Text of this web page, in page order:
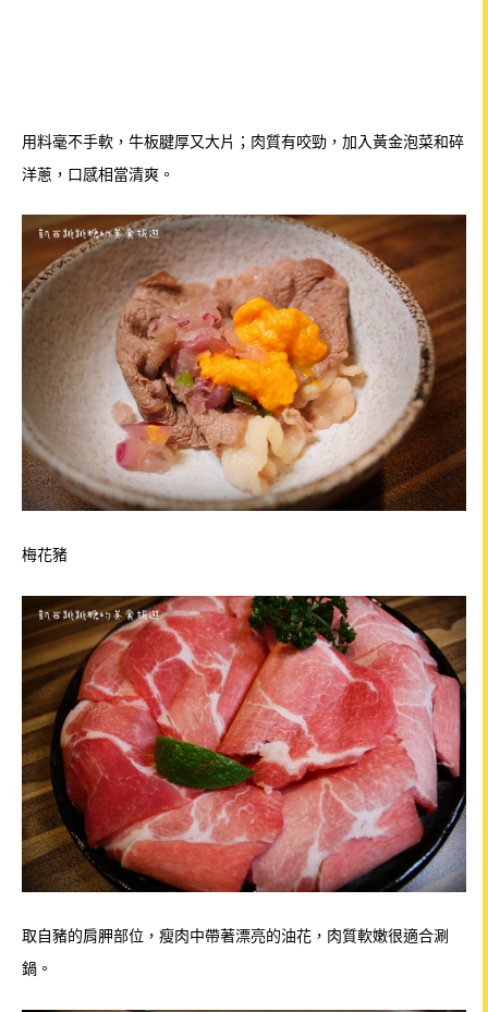
用料毫不手軟，牛板腱厚又大片；肉質有咬勁，加入黃金泡菜和碎
洋蔥，口感相當清爽。
梅花豬
取自豬的肩胛部位，瘦肉中帶著漂亮的油花，肉質軟嫩很適合涮
鍋。